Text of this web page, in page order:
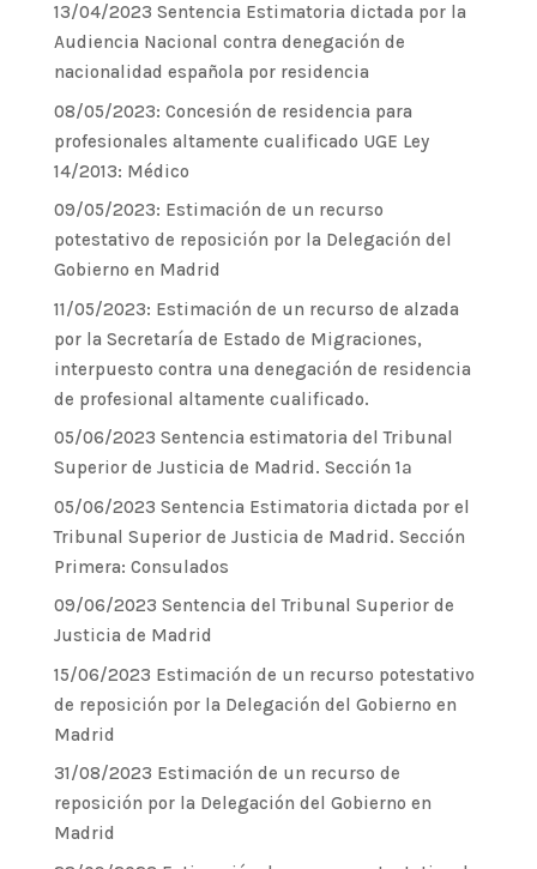
13/04/2023 Sentencia Estimatoria dictada por la
Audiencia Nacional contra denegación de
nacionalidad española por residencia
08/05/2023: Concesión de residencia para
profesionales altamente cualificado UGE Ley
14/2013: Médico
09/05/2023: Estimación de un recurso
potestativo de reposición por la Delegación del
Gobierno en Madrid
11/05/2023: Estimación de un recurso de alzada
por la Secretaría de Estado de Migraciones,
interpuesto contra una denegación de residencia
de profesional altamente cualificado.
05/06/2023 Sentencia estimatoria del Tribunal
Superior de Justicia de Madrid. Sección 1ª
05/06/2023 Sentencia Estimatoria dictada por el
Tribunal Superior de Justicia de Madrid. Sección
Primera: Consulados
09/06/2023 Sentencia del Tribunal Superior de
Justicia de Madrid
15/06/2023 Estimación de un recurso potestativo
de reposición por la Delegación del Gobierno en
Madrid
31/08/2023 Estimación de un recurso de
reposición por la Delegación del Gobierno en
Madrid